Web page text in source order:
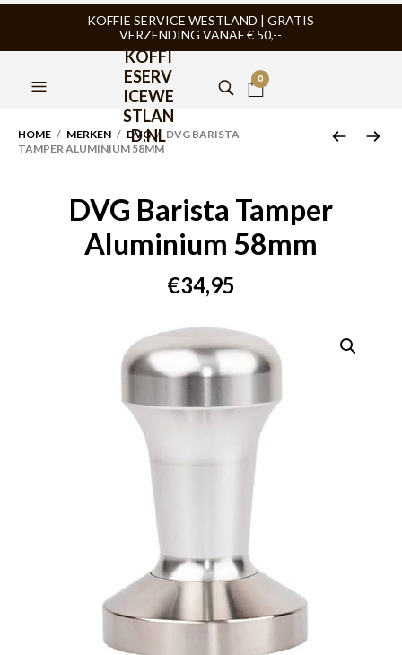
KOFFIE SERVICE WESTLAND | GRATIS
VERZENDING VANAF € 50,--
KOFFI
ESERV
ICEWE
STLAN
D.NL
0
HOME / MERKEN / DVG/ DVG BARISTA
TAMPER ALUMINIUM 58MM
DVG Barista Tamper
Aluminium 58mm
€34,95